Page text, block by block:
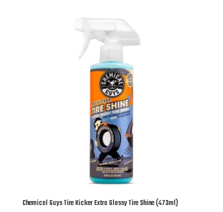
Chemical Guys Tire Kicker Extra Glossy Tire Shine (473ml)